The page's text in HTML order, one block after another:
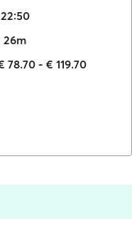
22:50
26m
78.70 - € 119.70